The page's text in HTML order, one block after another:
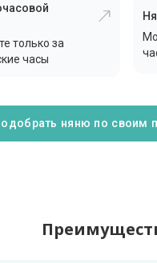
только за
часы
няню по своим